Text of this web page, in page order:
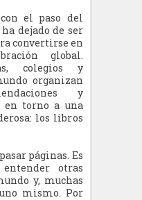
el paso del
dejado de ser
convertirse en
global.
colegios y
organizan
y
en torno a una
los libros
páginas. Es
otras
y, muchas
mismo. Por